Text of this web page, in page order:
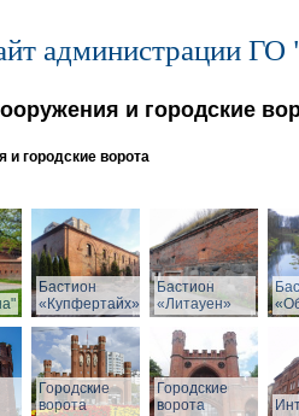
администрации ГО
и городские
городские ворота
Бастион
«Купфертайх»
Бастион
«Литауен»
Городские
ворота
Городские
ворота